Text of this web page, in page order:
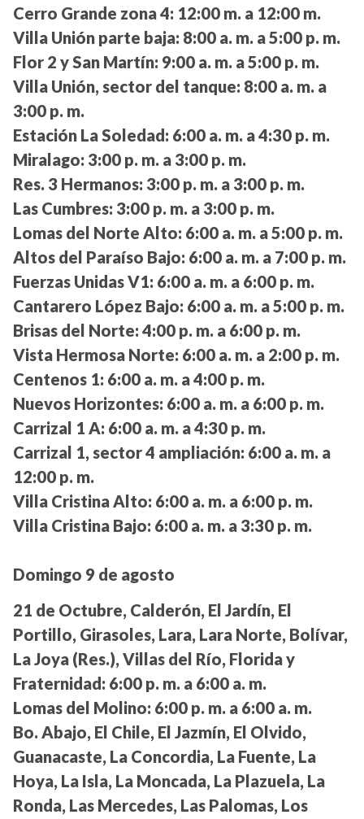
Cerro Grande zona 4: 12:00 m. a 12:00 m.
Villa Unión parte baja: 8:00 a. m. a 5:00 p. m.
Flor 2 y San Martín: 9:00 a. m. a 5:00 p. m.
Villa Unión, sector del tanque: 8:00 a. m. a
3:00 p. m.
Estación La Soledad: 6:00 a. m. a 4:30 p. m.
Miralago: 3:00 p. m. a 3:00 p. m.
Res. 3 Hermanos: 3:00 p. m. a 3:00 p. m.
Las Cumbres: 3:00 p. m. a 3:00 p. m.
Lomas del Norte Alto: 6:00 a. m. a 5:00 p. m.
Altos del Paraíso Bajo: 6:00 a. m. a 7:00 p. m.
Fuerzas Unidas V1: 6:00 a. m. a 6:00 p. m.
Cantarero López Bajo: 6:00 a. m. a 5:00 p. m.
Brisas del Norte: 4:00 p. m. a 6:00 p. m.
Vista Hermosa Norte: 6:00 a. m. a 2:00 p. m.
Centenos 1: 6:00 a. m. a 4:00 p. m.
Nuevos Horizontes: 6:00 a. m. a 6:00 p. m.
Carrizal 1 A: 6:00 a. m. a 4:30 p. m.
Carrizal 1, sector 4 ampliación: 6:00 a. m. a
12:00 p. m.
Villa Cristina Alto: 6:00 a. m. a 6:00 p. m.
Villa Cristina Bajo: 6:00 a. m. a 3:30 p. m.
Domingo 9 de agosto
21 de Octubre, Calderón, El Jardín, El
Portillo, Girasoles, Lara, Lara Norte, Bolívar,
La Joya (Res.), Villas del Río, Florida y
Fraternidad: 6:00 p. m. a 6:00 a. m.
Lomas del Molino: 6:00 p. m. a 6:00 a. m.
Bo. Abajo, El Chile, El Jazmín, El Olvido,
Guanacaste, La Concordia, La Fuente, La
Hoya, La Isla, La Moncada, La Plazuela, La
Ronda, Las Mercedes, Las Palomas, Los